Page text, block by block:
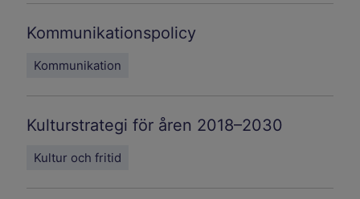
Kommunikationspolicy
Kommunikation
Kulturstrategi för åren 2018–2030
Kultur och fritid